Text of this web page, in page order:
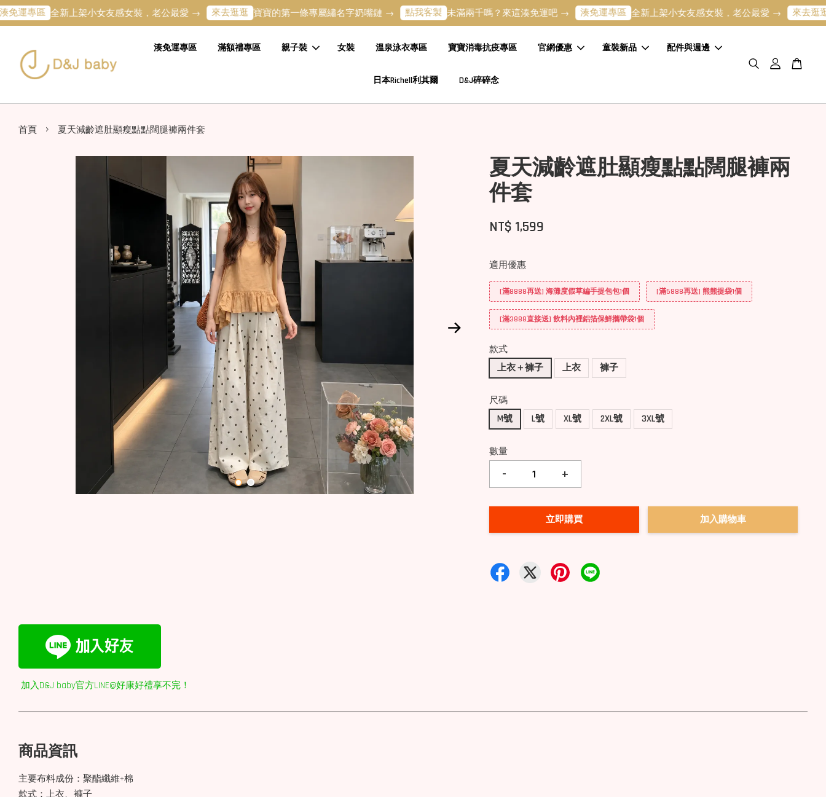
全新上架小女友感女裝，老公最愛 → 來去逛逛 寶寶的第一條專屬繡名字奶嘴鏈 → 點我客製 未滿兩千嗎？來這湊免運吧 → 湊免運專區 全新上架小女友感女裝，老公最愛 → 來去逛逛 寶寶的
湊免運專區 滿額禮專區 親子裝 女裝 溫泉泳衣專區 寶寶消毒抗疫專區 官網優惠 童裝新品 配件與週邊
日本Richell利其爾 D&J碎碎念
首頁 › 夏天減齡遮肚顯瘦點點闊腿褲兩件套
夏天減齡遮肚顯瘦點點闊腿褲兩
件套
NT$ 1,599
適用優惠
[滿8888再送] 海灘度假草編手提包包1個 [滿5888再送] 熊熊提袋1個
[滿3888直接送] 飲料內裡鋁箔保鮮攜帶袋1個
款式
上衣＋褲子
上衣 褲子
尺碼
M號
L號 XL號 2XL號 3XL號
數量
- +
立即購買 加入購物車
加入D&J baby官方LINE@好康好禮享不完！
商品資訊
主要布料成份：聚酯纖維+棉
款式：上衣、褲子